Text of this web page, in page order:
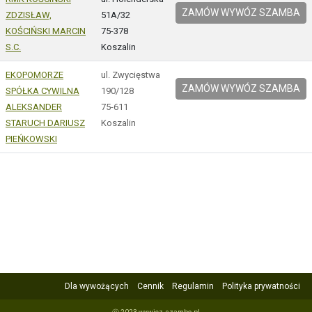
ZDZISŁAW,
KOŚCIŃSKI MARCIN
S.C.
51A/32
75-378
Koszalin
ZAMÓW WYWÓZ SZAMBA
EKOPOMORZE
SPÓŁKA CYWILNA
ALEKSANDER
STARUCH DARIUSZ
PIEŃKOWSKI
ul. Zwycięstwa
190/128
75-611
Koszalin
ZAMÓW WYWÓZ SZAMBA
Dla wywożących Cennik Regulamin Polityka prywatności